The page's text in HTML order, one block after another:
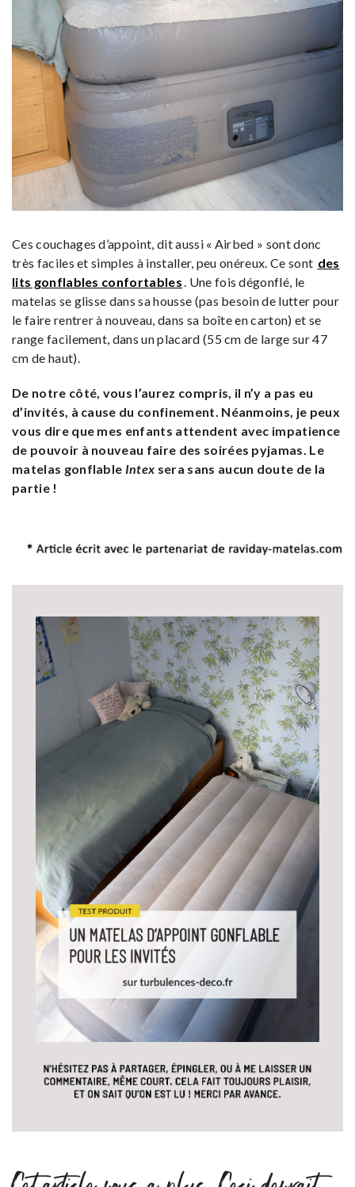
Ces couchages d’appoint, dit aussi « Airbed » sont donc
très faciles et simples à installer, peu onéreux. Ce sont des
lits gonflables confortables . Une fois dégonflé, le
matelas se glisse dans sa housse (pas besoin de lutter pour
le faire rentrer à nouveau, dans sa boîte en carton) et se
range facilement, dans un placard (55 cm de large sur 47
cm de haut).
De notre côté, vous l’aurez compris, il n’y a pas eu
d’invités, à cause du confinement. Néanmoins, je peux
vous dire que mes enfants attendent avec impatience
de pouvoir à nouveau faire des soirées pyjamas. Le
matelas gonflable Intex sera sans aucun doute de la
partie !